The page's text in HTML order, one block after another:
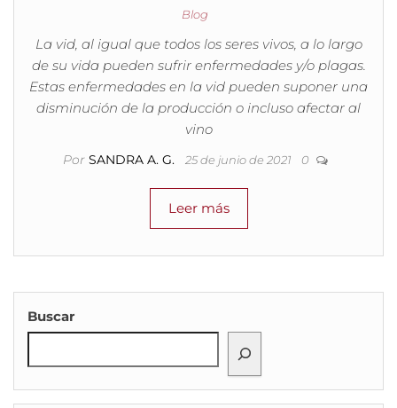
Blog
La vid, al igual que todos los seres vivos, a lo largo
de su vida pueden sufrir enfermedades y/o plagas.
Estas enfermedades en la vid pueden suponer una
disminución de la producción o incluso afectar al
vino
Por SANDRA A. G. 25 de junio de 2021 0
Leer más
Buscar